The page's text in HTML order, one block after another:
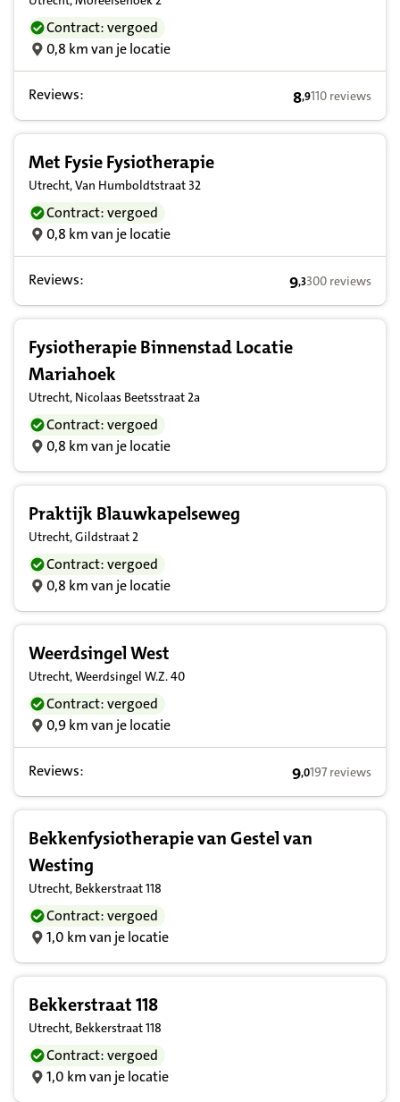
Contract: vergoed
0,8 km van je locatie
Reviews: 8,9 op basis van
8,9110 reviews
Met Fysie Fysiotherapie
Utrecht, Van Humboldtstraat 32
Contract: vergoed
0,8 km van je locatie
Reviews: 9,3 op basis van
9,3300 reviews
Fysiotherapie Binnenstad Locatie
Mariahoek
Utrecht, Nicolaas Beetsstraat 2a
Contract: vergoed
0,8 km van je locatie
Praktijk Blauwkapelseweg
Utrecht, Gildstraat 2
Contract: vergoed
0,8 km van je locatie
Weerdsingel West
Utrecht, Weerdsingel W.Z. 40
Contract: vergoed
0,9 km van je locatie
Reviews: 9,0 op basis van
9,0197 reviews
Bekkenfysiotherapie van Gestel van
Westing
Utrecht, Bekkerstraat 118
Contract: vergoed
1,0 km van je locatie
Bekkerstraat 118
Utrecht, Bekkerstraat 118
Contract: vergoed
1,0 km van je locatie